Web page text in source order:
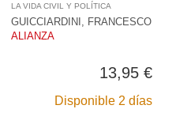
LA VIDA CIVIL Y POLÍTICA
GUICCIARDINI, FRANCESCO
ALIANZA
13,95 €
Disponible 2 días